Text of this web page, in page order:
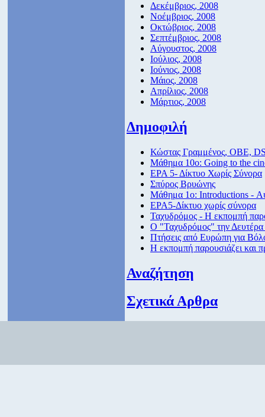
Δεκέμβριος, 2008
Νοέμβριος, 2008
Οκτώβριος, 2008
Σεπτέμβριος, 2008
Αύγουστος, 2008
Ιούλιος, 2008
Ιούνιος, 2008
Μάιος, 2008
Απρίλιος, 2008
Μάρτιος, 2008
Δημοφιλή
Κώστας Γραμμένος, ΟΒΕ,
Μάθημα 10ο: Going to the
ΕΡΑ 5- Δίκτυο Χωρίς Σύνορα
Σπύρος Βρυώνης
Μάθημα 1ο: Introductions -
ΕΡΑ5-Δίκτυο χωρίς σύνορα
Ταχυδρόμος - Η εκπομπή
Ο "Ταχυδρόμος" την Δευτέρα
Πτήσεις από Eυρώπη για
Η εκπομπή παρουσιάζει και
Αναζήτηση
Σχετικά Αρθρα